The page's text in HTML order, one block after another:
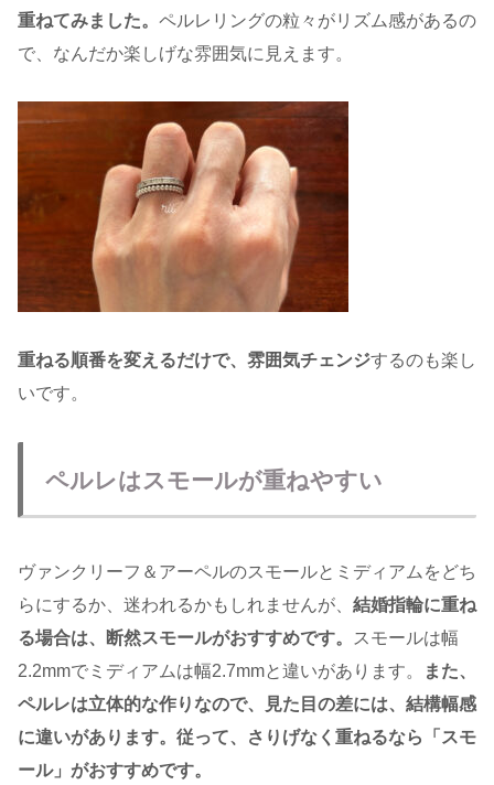
重ねてみました。 ペルレリングの粒々がリズム感があるの
で、なんだか楽しげな雰囲気に見えます。
重ねる順番を変えるだけで、雰囲気チェンジするのも楽し
いです。
ペルレはスモールが重ねやすい
ヴァンクリーフ＆アーペルのスモールとミディアムをどち
らにするか、迷われるかもしれませんが、 結婚指輪に重ね
る場合は、断然スモールがおすすめです。
スモールは幅
2.2mmでミディアムは幅2.7mmと違いがあります。
また、
ペルレは立体的な作りなので、見た目の差には、結構幅感
に違いがあります。従って、さりげなく重ねるなら「スモ
ール」がおすすめです。